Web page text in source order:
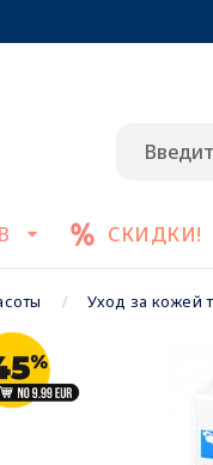
СКИДКИ!
Уход за кожей